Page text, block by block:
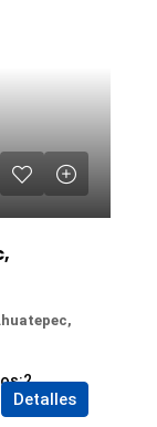
2
Detalles